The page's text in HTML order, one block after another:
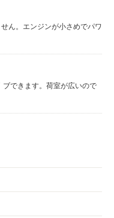
ん。エンジンが小さめでパワ
できます。荷室が広いので